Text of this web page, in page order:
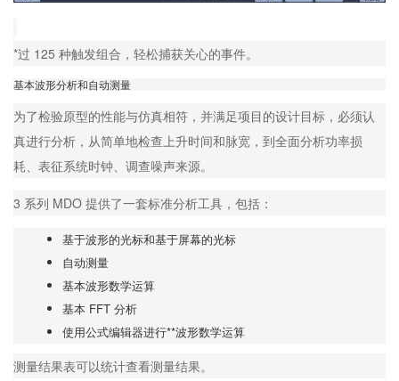
*过 125 种触发组合，轻松捕获关心的事件。
基本波形分析和自动测量
为了检验原型的性能与仿真相符，并满足项目的设计目标，必须认
真进行分析，从简单地检查上升时间和脉宽，到全面分析功率损
耗、表征系统时钟、调查噪声来源。
3 系列 MDO 提供了一套标准分析工具，包括：
基于波形的光标和基于屏幕的光标
自动测量
基本波形数学运算
基本 FFT 分析
使用公式编辑器进行**波形数学运算
测量结果表可以统计查看测量结果。